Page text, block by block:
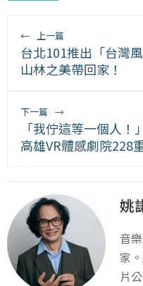
← 上一篇
台北101推出「台灣
山林之美帶回家！
下一篇 →
「我佇這等一個人！
高雄VR體感劇院228
姚
音
家
片